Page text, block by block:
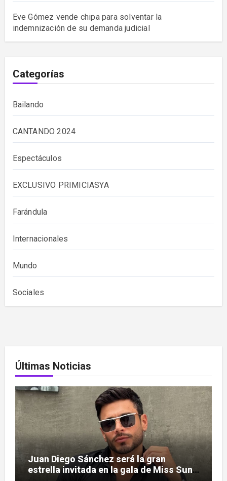
Eve Gómez vende chipa para solventar la
indemnización de su demanda judicial
Categorías
Bailando
CANTANDO 2024
Espectáculos
EXCLUSIVO PRIMICIASYA
Farándula
Internacionales
Mundo
Sociales
Últimas Noticias
Juan Diego Sánchez será la gran
estrella invitada en la gala de Miss Sun